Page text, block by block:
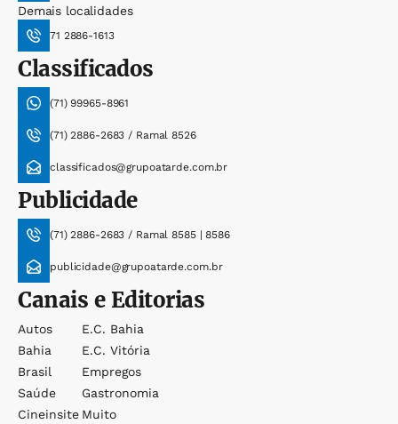
Demais localidades
71 2886-1613
Classificados
(71) 99965-8961
(71) 2886-2683 / Ramal 8526
classificados@grupoatarde.com.br
Publicidade
(71) 2886-2683 / Ramal 8585 | 8586
publicidade@grupoatarde.com.br
Canais e Editorias
Autos
Bahia
Brasil
Saúde
Cineinsite
E.c. Bahia
E.c. Vitória
Empregos
Gastronomia
Muito